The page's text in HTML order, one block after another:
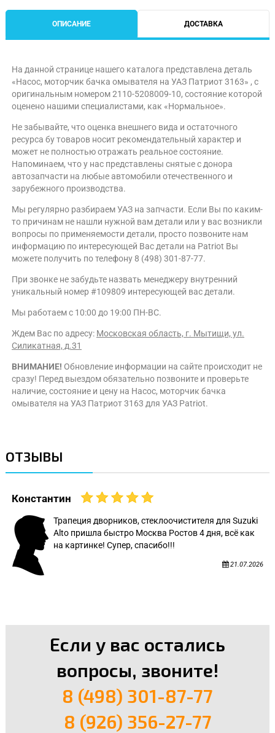
ОПИСАНИЕ ДОСТАВКА
На данной странице нашего каталога представлена деталь
«Насос, моторчик бачка омывателя на УАЗ Патриот 3163» , с
оригинальным номером 2110-5208009-10, состояние которой
оценено нашими специалистами, как «Нормальное».
Не забывайте, что оценка внешнего вида и остаточного
ресурса бу товаров носит рекомендательный характер и
может не полностью отражать реальное состояние.
Напоминаем, что у нас представлены снятые с донора
автозапчасти на любые автомобили отечественного и
зарубежного производства.
Мы регулярно разбираем УАЗ на запчасти. Если Вы по каким-
то причинам не нашли нужной вам детали или у вас возникли
вопросы по применяемости детали, просто позвоните нам
информацию по интересующей Вас детали на Patriot Вы
можете получить по телефону 8 (498) 301-87-77.
При звонке не забудьте назвать менеджеру внутренний
уникальный номер #109809 интересующей вас детали.
Мы работаем с 10:00 до 19:00 ПН-ВС.
Ждем Вас по адресу: Московская область, г. Мытищи, ул.
Силикатная, д.31
ВНИМАНИЕ! Обновление информации на сайте происходит не
сразу! Перед выездом обязательно позвоните и проверьте
наличие, состояние и цену на Насос, моторчик бачка
омывателя на УАЗ Патриот 3163 для УАЗ Patriot.
ОТЗЫВЫ
Константин
Трапеция дворников, стеклоочистителя для Suzuki
Alto пришла быстро Москва Ростов 4 дня, всё как
на картинке! Супер, спасибо!!!
21.07.2026
Если у вас остались
вопросы, звоните!
8 (498) 301-87-77
8 (926) 356-27-77